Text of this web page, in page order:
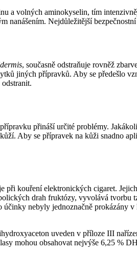
a volných aminokyselin, tím
Nejdůležitější
, současně odstraňuje rovněž
jiných přípravků. Aby se předešlo
přináší určité problémy.
Aby se přípravek na kůži snadno
kouření elektronických cigaret.
drah fruktózy, vyvolává
nebyly jednoznačně
uveden v příloze III
mohou obsahovat nejvýše 6,25 %